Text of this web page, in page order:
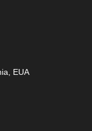
EUA